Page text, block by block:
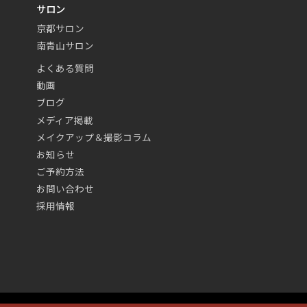
サロン
京都サロン
南青山サロン
よくある質問
動画
ブログ
メディア掲載
メイクアップ＆撮影コラム
お知らせ
ご予約方法
お問い合わせ
採用情報